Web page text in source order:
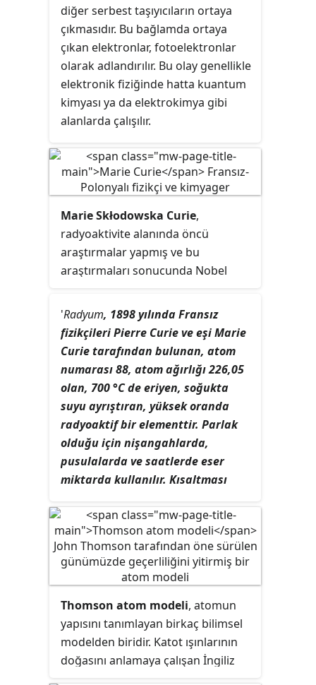
diğer serbest taşıyıcıların ortaya
çıkmasıdır. Bu bağlamda ortaya
çıkan elektronlar, fotoelektronlar
olarak adlandırılır. Bu olay genellikle
elektronik fiziğinde hatta kuantum
kimyası ya da elektrokimya gibi
alanlarda çalışılır.
Marie Skłodowska Curie,
radyoaktivite alanında öncü
araştırmalar yapmış ve bu
araştırmaları sonucunda Nobel
Fransız fizikçi ve kimyagerdir.
'Radyum, 1898 yılında Fransız
fizikçileri Pierre Curie ve eşi Marie
Curie tarafından bulunan, atom
numarası 88, atom ağırlığı 226,05
olan, 700 °C de eriyen, soğukta
suyu ayrıştıran, yüksek oranda
radyoaktif bir elementtir. Parlak
olduğu için nişangahlarda,
pusulalarda ve saatlerde eser
miktarda kullanılır. Kısaltması
kullanmak tehlikelidir; çünkü
sürekli olarak içe işleyen öldürücü
ışınlar çıkarır; radyumun bu
özelliğine
radyoaktiflikdenir.
Thomson atom modeli, atomun
yapısını tanımlayan birkaç bilimsel
modelden biridir. Katot ışınlarının
doğasını anlamaya çalışan İngiliz